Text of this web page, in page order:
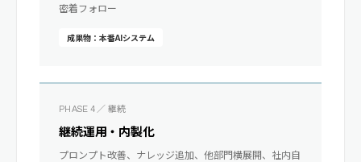
密着フォロー
成果物：本番AIシステム
PHASE 4 ／ 継続
継続運用・内製化
プロンプト改善、ナレッジ追加、他部門横展開、社内自